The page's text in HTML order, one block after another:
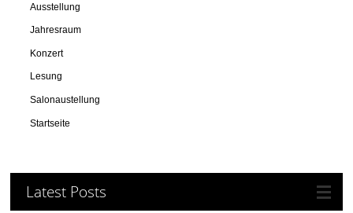
Ausstellung
Jahresraum
Konzert
Lesung
Salonaustellung
Startseite
Latest Posts